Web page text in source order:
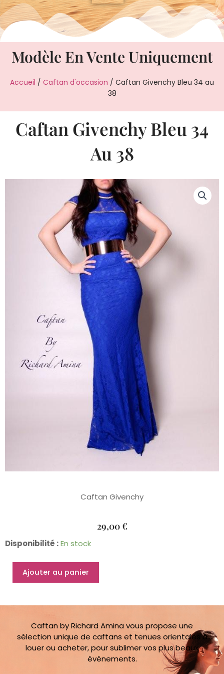
Modèle En Vente Uniquement
Accueil / Caftan d'occasion / Caftan Givenchy Bleu 34 au
38
Caftan Givenchy Bleu 34
Au 38
Caftan Givenchy
29,00€
Disponibilité :En stock
quantité
Caftan
Givenchy
Ajouter au panier
Caftan by Richard Amina vous propose une
sélection unique de caftans et tenues orientales à
louer ou acheter, pour sublimer vos plus beaux
événements.